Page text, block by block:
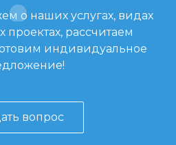
о наших услугах, видах
проектах, рассчитаем
индивидуальное
вопрос